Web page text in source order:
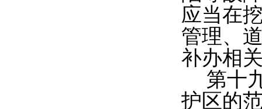
应当在
管理、
补办相
第十
护区的